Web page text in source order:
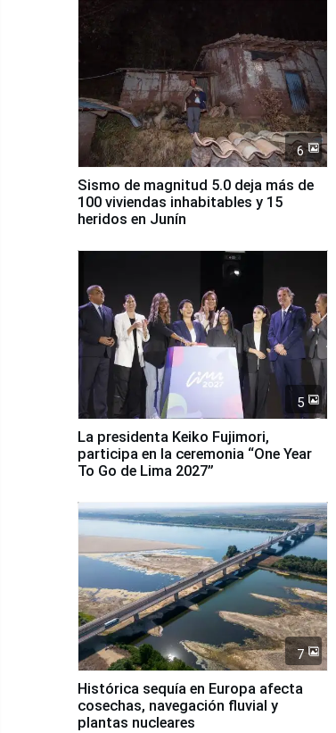
6
Sismo de magnitud 5.0 deja más de
100 viviendas inhabitables y 15
heridos en Junín
5
La presidenta Keiko Fujimori,
participa en la ceremonia “One Year
To Go de Lima 2027”
7
Histórica sequía en Europa afecta
cosechas, navegación fluvial y
plantas nucleares